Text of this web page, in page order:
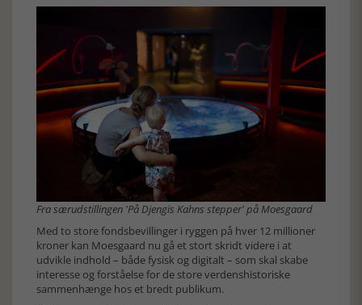
Fra særudstillingen 'På Djengis Kahns stepper' på Moesgaard
Med to store fondsbevillinger i ryggen på hver 12 millioner
kroner kan Moesgaard nu gå et stort skridt videre i at
udvikle indhold – både fysisk og digitalt – som skal skabe
interesse og forståelse for de store verdenshistoriske
sammenhænge hos et bredt publikum.